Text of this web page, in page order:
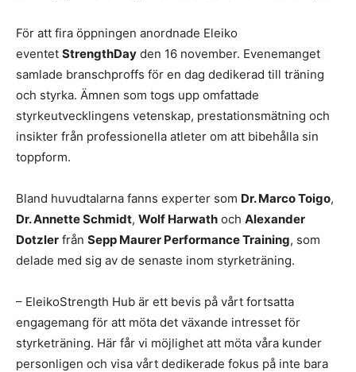
För att fira öppningen anordnade Eleiko
eventet StrengthDay den 16 november. Evenemanget
samlade branschproffs för en dag dedikerad till träning
och styrka. Ämnen som togs upp omfattade
styrkeutvecklingens vetenskap, prestationsmätning och
insikter från professionella atleter om att bibehålla sin
toppform.
Bland huvudtalarna fanns experter som Dr. Marco Toigo,
Dr. Annette Schmidt, Wolf Harwath och Alexander
Dotzler från Sepp Maurer Performance Training, som
delade med sig av de senaste inom styrketräning.
– EleikoStrength Hub är ett bevis på vårt fortsatta
engagemang för att möta det växande intresset för
styrketräning. Här får vi möjlighet att möta våra kunder
personligen och visa vårt dedikerade fokus på inte bara